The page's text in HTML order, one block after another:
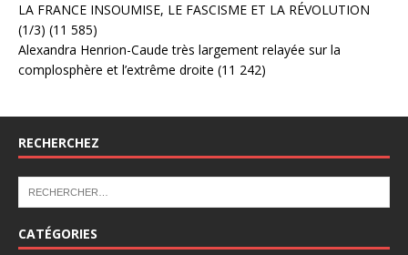
LA FRANCE INSOUMISE, LE FASCISME ET LA RÉVOLUTION
(1/3) (11 585)
Alexandra Henrion-Caude très largement relayée sur la
complosphère et l’extrême droite (11 242)
RECHERCHEZ
CATÉGORIES